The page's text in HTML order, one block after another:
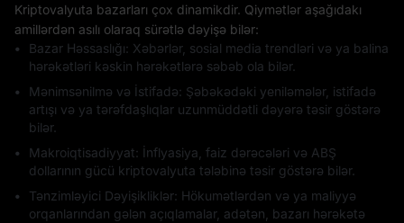
Kriptovalyuta bazarları çox dinamikdir. Qiymətlər aşağıdakı
amillərdən asılı olaraq sürətlə dəyişə bilər:
Bazar Həssaslığı: Xəbərlər, sosial media trendləri və ya balina
hərəkətləri kəskin hərəkətlərə səbəb ola bilər.
Mənimsənilmə və İstifadə: Şəbəkədəki yeniləmələr, istifadə
artışı və ya tərəfdaşlıqlar uzunmüddətli dəyərə təsir göstərə
bilər.
Makroiqtisadiyyat: İnflyasiya, faiz dərəcələri və ABŞ
dollarının gücü kriptovalyuta tələbinə təsir göstərə bilər.
Tənzimləyici Dəyişikliklər: Hökumətlərdən və ya maliyyə
orqanlarından gələn açıqlamalar, adətən, bazarı hərəkətə